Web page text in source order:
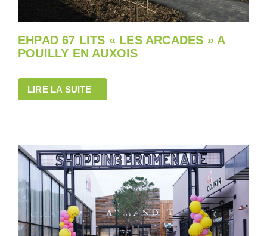
EHPAD 67 LITS « LES ARCADES » A
POUILLY EN AUXOIS
LIRE LA SUITE